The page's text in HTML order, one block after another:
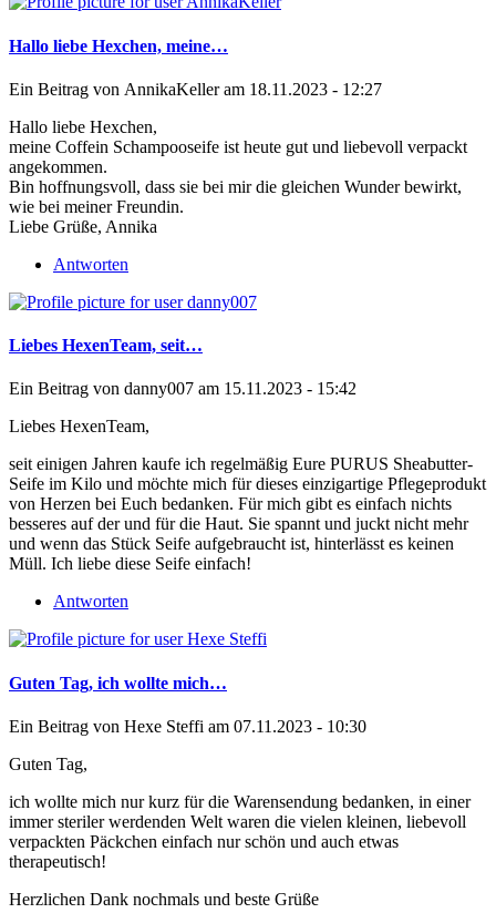
Hallo liebe Hexchen, meine…
Ein Beitrag von AnnikaKelleram 18.11.2023 - 12:27
Hallo liebe Hexchen,
meine Coffein Schampooseife ist heute gut und liebevoll verpackt
angekommen.
Bin hoffnungsvoll, dass sie bei mir die gleichen Wunder bewirkt,
wie bei meiner Freundin.
Liebe Grüße, Annika
Antworten
Liebes HexenTeam, seit…
Ein Beitrag von danny007 am 15.11.2023 - 15:42
Liebes HexenTeam,
seit einigen Jahren kaufe ich regelmäßig Eure PURUS Sheabutter-
Seife im Kilo und möchte mich für dieses einzigartige Pflegeprodukt
von Herzen bei Euch bedanken. Für mich gibt es einfach nichts
besseres auf der und für die Haut. Sie spannt und juckt nicht mehr
und wenn das Stück Seife aufgebraucht ist, hinterlässt es keinen
Müll. Ich liebe diese Seife einfach!
Antworten
Guten Tag, ich wollte mich…
Ein Beitrag von Hexe Steffi am 07.11.2023 - 10:30
Guten Tag,
ich wollte mich nur kurz für die Warensendung bedanken, in einer
immer steriler werdenden Welt waren die vielen kleinen, liebevoll
verpackten Päckchen einfach nur schön und auch etwas
therapeutisch!
Herzlichen Dank nochmals und beste Grüße